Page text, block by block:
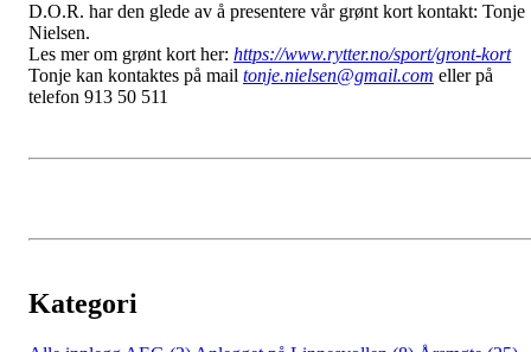
D.O.R. har den glede av å presentere vår grønt kort kontakt: Tonje
Nielsen.
Les mer om grønt kort her: https://www.rytter.no/sport/gront-kort
Tonje kan kontaktes på mail tonje.nielsen@gmail.com eller på
telefon 913 50 511
Kategori